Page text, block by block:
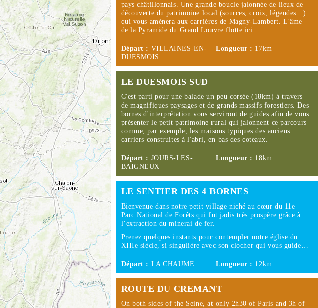
pays châtillonnais. Une grande boucle jalonnée de lieux de
découverte du patrimoine local (sources, croix, légendes...)
qui vous amènera aux carrières de Magny-Lambert. L'âme
de la Pyramide du Grand Louvre flotte ici...
Départ : VILLAINES-EN-
DUESMOIS
Longueur : 17km
LE DUESMOIS SUD
C'est parti pour une balade un peu corsée (18km) à travers
de magnifiques paysages et de grands massifs forestiers. Des
bornes d'interprétation vous serviront de guides afin de vous
présenter le petit patrimoine rural qui jalonnent ce parcours
comme, par exemple, les maisons typiques des anciens
carriers construites à l'abri, en bas des coteaux.
Départ : JOURS-LES-
BAIGNEUX
Longueur : 18km
LE SENTIER DES 4 BORNES
Bienvenue dans notre petit village niché au cœur du 11e
Parc National de Forêts qui fut jadis très prospère grâce à
l’extraction du minerai de fer.
Prenez quelques instants pour contempler notre église du
XIIIe siècle, si singulière avec son clocher qui vous guide…
Départ : LA CHAUME Longueur : 12km
ROUTE DU CREMANT
On both sides of the Seine, at only 2h30 of Paris and 3h of